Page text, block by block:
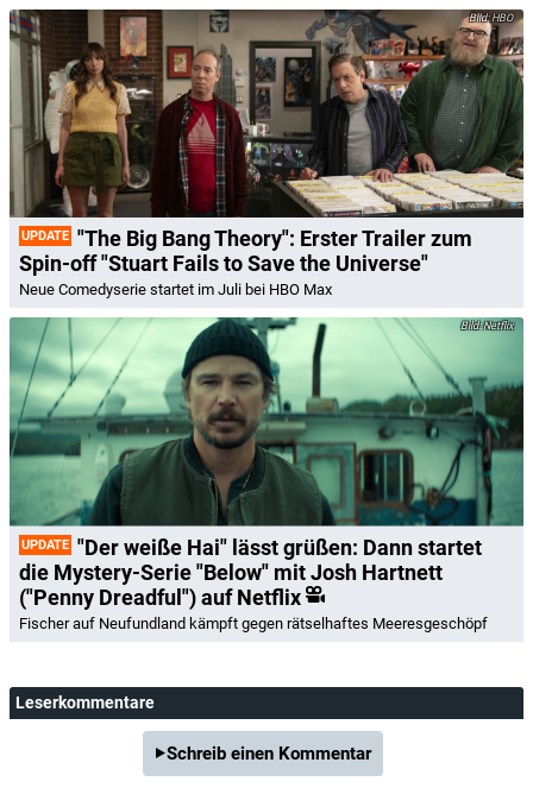
HBO
UPDATE "The Big Bang Theory": Erster Trailer zum
Spin-off "Stuart Fails to Save the Universe"
Neue Comedyserie startet im Juli bei HBO Max
Netflix
UPDATE "Der weiße Hai" lässt grüßen: Dann startet
die Mystery-Serie "Below" mit Josh Hartnett
("Penny Dreadful") auf Netflix
Fischer auf Neufundland kämpft gegen rätselhaftes Meeresgeschöpf
Leserkommentare
Schreib einen Kommentar